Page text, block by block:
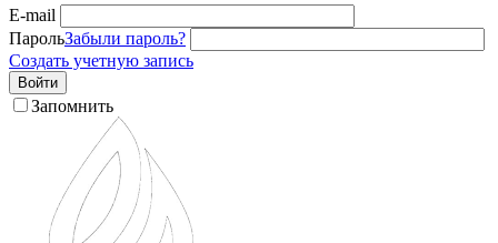
E-mail
ПарольЗабыли пароль?
Создать учетную запись
Войти
Запомнить